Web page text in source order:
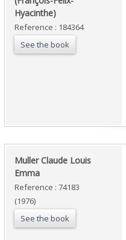
Hyacinthe)‎
Reference : 184364
See the book
‎Muller Claude Louis
Emma‎
Reference : 74183
(1976)
See the book